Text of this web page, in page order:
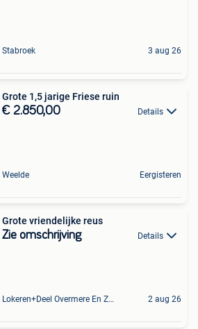
Stabroek 3 aug 26
Grote 1,5 jarige Friese ruin
€ 2.850,00 Details
Weelde Eergisteren
Grote vriendelijke reus
Zie omschrijving Details
Lokeren+Deel Overmere En Zele 2 aug 26